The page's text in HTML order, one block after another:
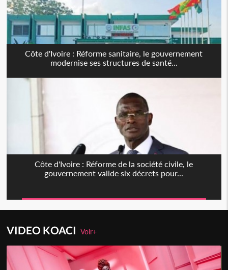
Côte d'Ivoire : Réforme sanitaire, le gouvernement
modernise ses structures de santé...
Côte d'Ivoire : Réforme de la société civile, le
gouvernement valide six décrets pour...
VIDEO KOACIVoir+